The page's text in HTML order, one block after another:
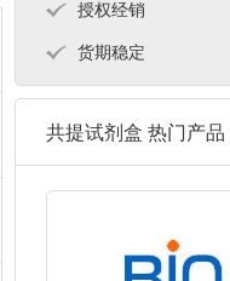
授权经销
货期稳定
共提试剂盒 热门产品